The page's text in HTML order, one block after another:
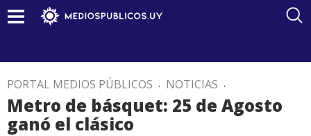
PORTAL MEDIOS PÚBLICOS . NOTICIAS .
Metro de básquet: 25 de Agosto
ganó el clásico